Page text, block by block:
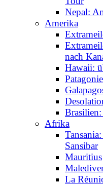
Nepal:
Amerika
nach
Hawaii:
Afrika
Sansibar
Mauritius
La